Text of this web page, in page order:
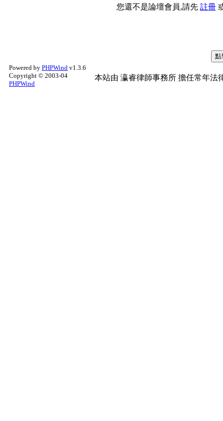
您還不是論壇會員,請先 註冊
Powered by PHPWind v1.3.6
Copyright © 2003-04
PHPWind
本站由 瀛睿律師事務所 擔任常年法